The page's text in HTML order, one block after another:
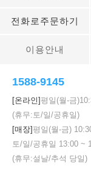
전화로주문하기
이용안내
1588-9145
[온라인]평일(월-금)
(휴무:토/일/공휴일)
[매장]평일(월-금)
토/일/공휴일 13:00 ~
(휴무:설날/추석 당일)